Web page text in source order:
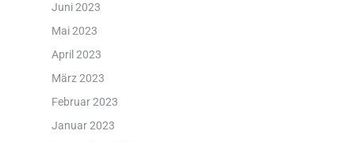
Juni 2023
Mai 2023
April 2023
März 2023
Februar 2023
Januar 2023